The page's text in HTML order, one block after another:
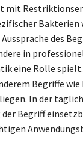
mit
Bakterien
des
in
eine Rolle
Begriffe
In der
Begriff